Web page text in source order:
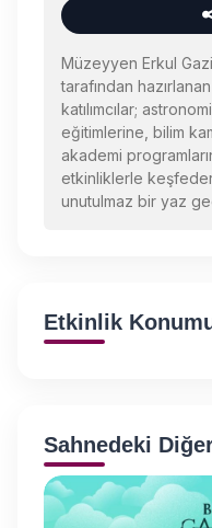
Müzeyyen Erkul
tarafından
katılımcılar;
eğitimlerine, bilim
akademi
etkinliklerle
unutulmaz bir yaz
Etkinlik
Sahnedeki